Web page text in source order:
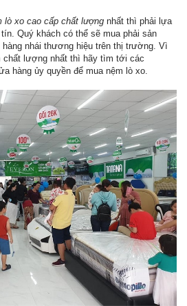
lò xo cao cấp chất lượng nhất thì phải lựa
Quý khách có thể sẽ mua phải sản
nhái thương hiệu trên thị trường. Vì
chất lượng nhất thì hãy tìm tới các
hàng ủy quyền để mua nệm lò xo.